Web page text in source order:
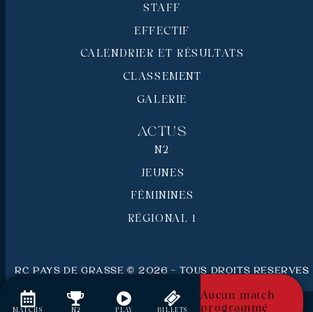
MATCHS N2 PLAY BILLETS
Aucun match
programmé
STAFF
EFFECTIF
CALENDRIER ET RÉSULTATS
CLASSEMENT
GALERIE
Actus
N2
JEUNES
FÉMININES
RÉGIONAL 1
RC Pays de Grasse © 2026 - Tous droits réservés